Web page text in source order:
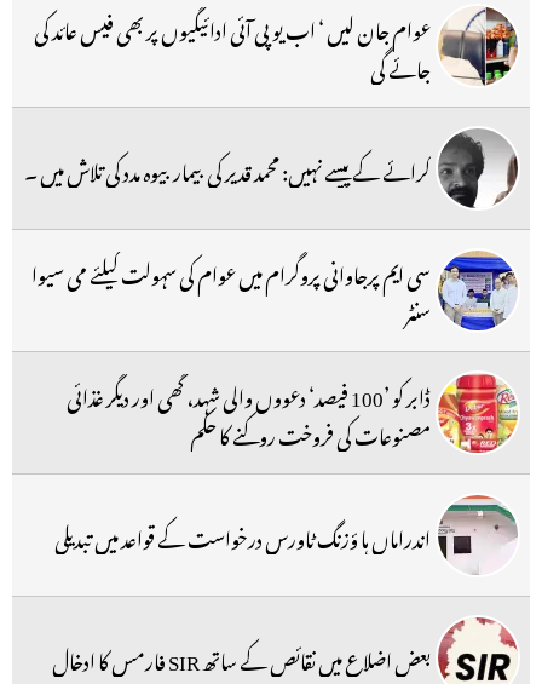
عوام جان لیں ‘ اب یو پی آئی ادائیگیوں پر بھی فیس عائد کی
جائے گی
کرائے کے پیسے نہیں: محمد قدیر کی بیمار بیوہ مدد کی تلاش میں ۔
سی ایم پرجاوانی پروگرام میں عوام کی سہولت کیلئے می سیوا
سنٹر
ڈابر کو ’100 فیصد‘ دعووں والی شہد، گھی اور دیگر غذائی
مصنوعات کی فروخت روکنے کا حکم
اندراماں ہا ؤزنگ ٹاورس درخواست کے قواعد میں تبدیلی
بعض اضلاع میں نقائص کے ساتھ SIR فارمس کا ادخال